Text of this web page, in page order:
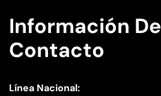
Información De
Contacto
Línea Nacional: